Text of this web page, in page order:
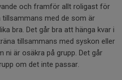
och framför allt roligast för
med de som är
bra. Det går bra att hänga kvar i
tillsammans med syskon eller
ni är osäkra på grupp. Det går
om det inte passar.